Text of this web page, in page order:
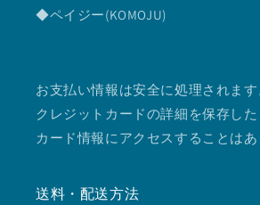
◆ペイジー(KOMOJU)
お支払い情報は安全に処理されます
クレジットカードの詳細を保存し
カード情報にアクセスすることはあ
送料・配送方法